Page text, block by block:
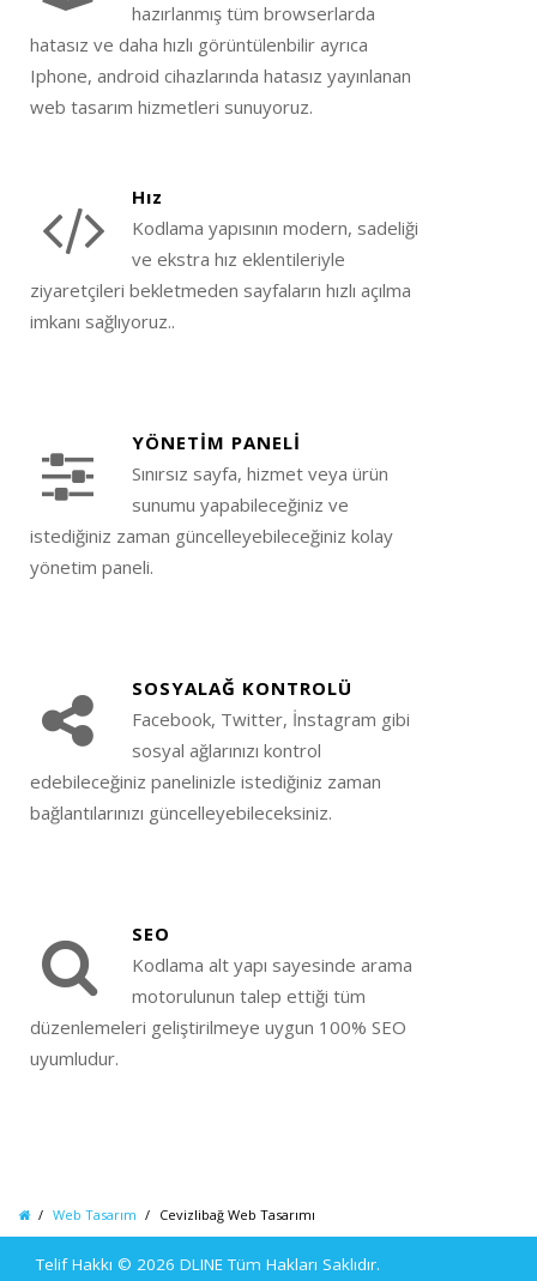
hazırlanmış tüm browserlarda
hatasız ve daha hızlı görüntülenbilir ayrıca
Iphone, android cihazlarında hatasız yayınlanan
web tasarım hizmetleri sunuyoruz.
Hız
Kodlama yapısının modern, sadeliği
ve ekstra hız eklentileriyle
ziyaretçileri bekletmeden sayfaların hızlı açılma
imkanı sağlıyoruz..
YÖNETİM PANELİ
Sınırsız sayfa, hizmet veya ürün
sunumu yapabileceğiniz ve
istediğiniz zaman güncelleyebileceğiniz kolay
yönetim paneli.
SOSYALAĞ KONTROLÜ
Facebook, Twitter, İnstagram gibi
sosyal ağlarınızı kontrol
edebileceğiniz panelinizle istediğiniz zaman
bağlantılarınızı güncelleyebileceksiniz.
SEO
Kodlama alt yapı sayesinde arama
motorulunun talep ettiği tüm
düzenlemeleri geliştirilmeye uygun 100% SEO
uyumludur.
Web Tasarım Cevizlibağ Web Tasarımı
Telif Hakkı © 2026 DLINETüm Hakları Saklıdır.